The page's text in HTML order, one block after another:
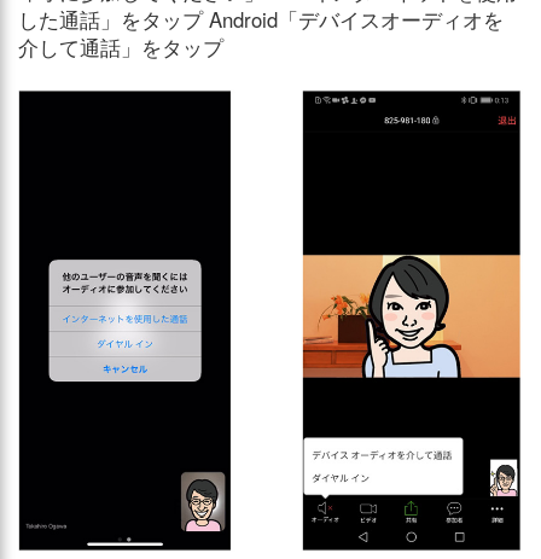
した通話」をタップ Android「デバイスオーディオを
介して通話」をタップ